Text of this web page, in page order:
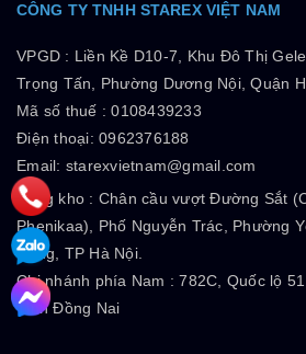
CÔNG TY TNHH STAREX VIỆT NAM
VPGD : Liền Kề D10-7, Khu Đô Thị
Trọng Tấn, Phường Dương Nội, Quận
Mã số thuế :0108439233
Điện thoại: 0962376188
Email: starexvietnam@gmail.com
Tổng kho : Chân cầu vượt Đường Sắt
Phenikaa), Phố Nguyễn Trác, Phường
Đông, TP Hà Nội.
Chi nhánh phía Nam :782C, Quốc lộ
Tỉnh Đồng Nai